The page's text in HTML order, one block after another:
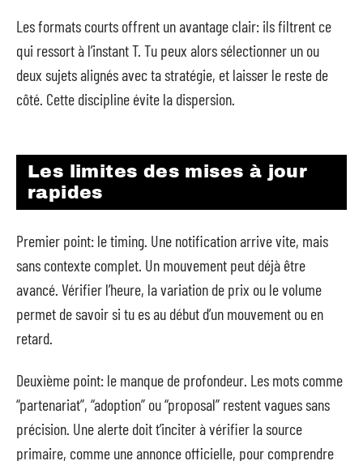
Les formats courts offrent un avantage clair: ils filtrent ce
qui ressort à l’instant T. Tu peux alors sélectionner un ou
deux sujets alignés avec ta stratégie, et laisser le reste de
côté. Cette discipline évite la dispersion.
Les limites des mises à jour
rapides
Premier point: le timing. Une notification arrive vite, mais
sans contexte complet. Un mouvement peut déjà être
avancé. Vérifier l’heure, la variation de prix ou le volume
permet de savoir si tu es au début d’un mouvement ou en
retard.
Deuxième point: le manque de profondeur. Les mots comme
“partenariat”, “adoption” ou “proposal” restent vagues sans
précision. Une alerte doit t’inciter à vérifier la source
primaire, comme une annonce officielle, pour comprendre